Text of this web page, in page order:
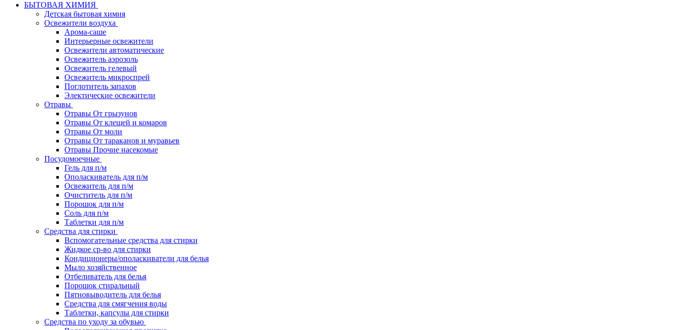
БЫТОВАЯ ХИМИЯ
Детская бытовая химия
Освежители воздуха
Арома-саше
Интерьерные освежители
Освежители автоматические
Освежитель аэрозоль
Освежитель гелевый
Освежитель микроспрей
Поглотитель запахов
Электические освежители
Отравы
Отравы От грызунов
Отравы От клещей и комаров
Отравы От моли
Отравы От тараканов и муравьев
Отравы Прочие насекомые
Посудомоечные
Гель для п/м
Ополаскиватель для п/м
Освежитель для п/м
Очиститель для п/м
Порошок для п/м
Соль для п/м
Таблетки для п/м
Средства для стирки
Вспомогательные средства для стирки
Жидкое ср-во для стирки
Кондиционеры/ополаскиватели для белья
Мыло хозяйственное
Отбеливатель для белья
Порошок стиральный
Пятновыводитель для белья
Средства для смягчения воды
Таблетки, капсулы для стирки
Средства по уходу за обувью